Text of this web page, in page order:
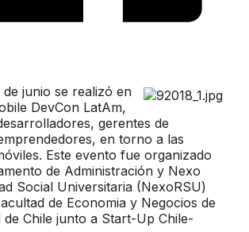
junio se realizó en
DevCon LatAm,
gerentes de
en torno a las
Este evento fue organizado
de Administración y Nexo
Social Universitaria (NexoRSU)
de Economia y Negocios de
de Chile junto a Start-Up Chile-